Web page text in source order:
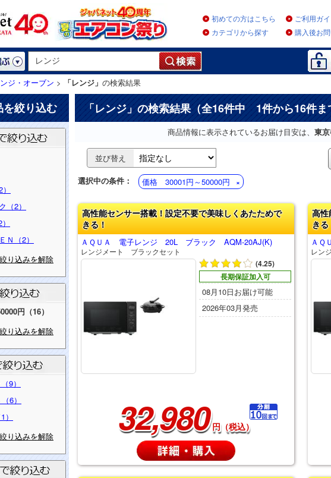
初めての方はこちら ご利用ガ
カテゴリから探す
購入後お
ジ・オーブン > 「レンジ」 の検索結果
を絞り込む
（2）
Ｎ（2）
絞り込みを解除
円（16）
絞り込みを解除
9）
6）
絞り込みを解除
「レンジ 」の検索結果（全16件中 1件から16件ま
商品情報に表示されているお届け目安は、 東
並び替え
選択中の条件： 価格 30001円～50000円
高性能センサー搭載！設定不要で美味しくあたためで
きる！
ＡＱＵＡ 電子レンジ 20L ブラック AQM-20AJ(K)
レンジメート ブラックセット
(4.25)
長期保証加入可
08月10日お届け可能
2026年03月発売
32,980 円（税込）
高性
きる
Ａ
レン